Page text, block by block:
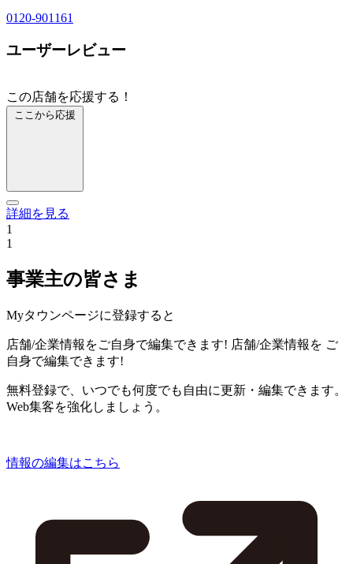
0120-901161
ユーザーレビュー
この店舗を応援する！
ここから応援
詳細を見る
1
1
事業主の皆さま
Myタウンページに登録すると
店舗/企業情報をご自身で編集できます! 店舗/企業情報を ご
自身で編集できます!
無料登録で、いつでも何度でも自由に更新・編集できます。
Web集客を強化しましょう。
情報の編集はこちら